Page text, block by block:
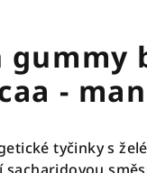
gummy
-
tyčinky s